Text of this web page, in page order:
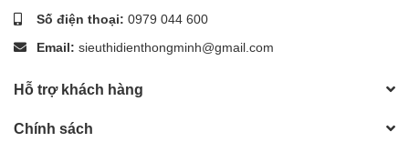
Số điện thoại: 0979 044 600
Email: sieuthidienthongminh@gmail.com
Hỗ trợ khách hàng
Chính sách